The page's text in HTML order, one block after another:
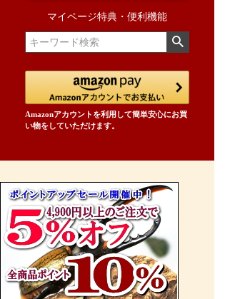
マイページ特典・便利機能
Amazonアカウントを利用して簡単安心にお買
い物をしていただけます。